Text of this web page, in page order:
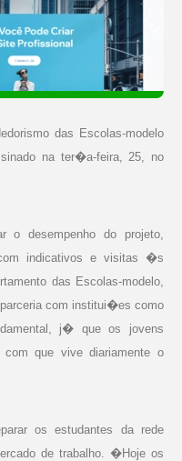
das Escolas-modelo
na ter�a-feira, 25, no
desempenho do projeto,
indicativos e visitas �s
das Escolas-modelo,
com institui�es como
j� que os jovens
que vive diariamente o
os estudantes da rede
de trabalho. �Hoje os